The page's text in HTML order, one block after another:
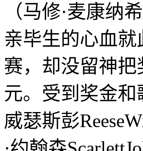
（马修·麦康纳
亲毕生的心血
赛，却没留神
元。受到奖金
威瑟斯彭